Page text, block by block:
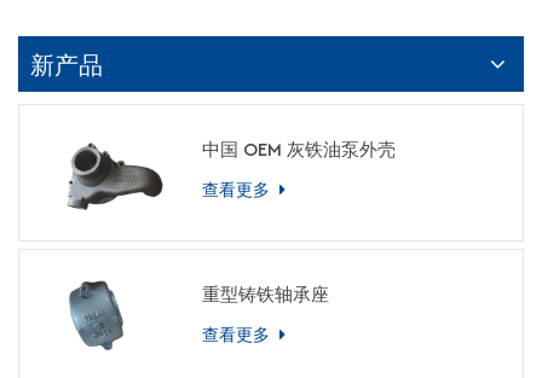
新产品
中国 OEM 灰铁油泵外壳
查看更多
重型铸铁轴承座
查看更多